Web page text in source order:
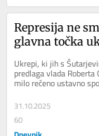
Represija ne
glavna točka
Ukrepi, ki jih s
predlaga vlada Roberta
milo rečeno ustavno
policijska pooblastila,
pravne...
31.10.2025
60